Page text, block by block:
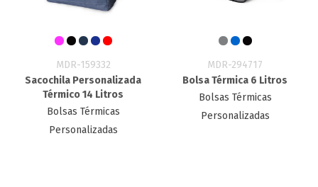
MDR-159332
Sacochila Personalizada
Térmico 14 Litros
Bolsas Térmicas
Personalizadas
MDR-294717
Bolsa Térmica 6 Litros
Bolsas Térmicas
Personalizadas